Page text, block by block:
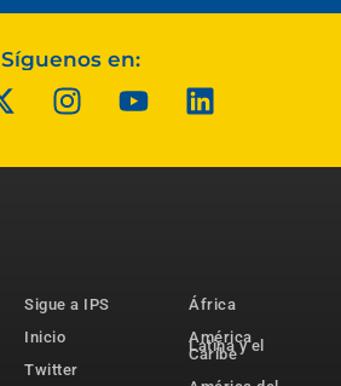
Síguenos en:
Sigue a IPS
Inicio
Twitter
África
América
Latina y el
Caribe